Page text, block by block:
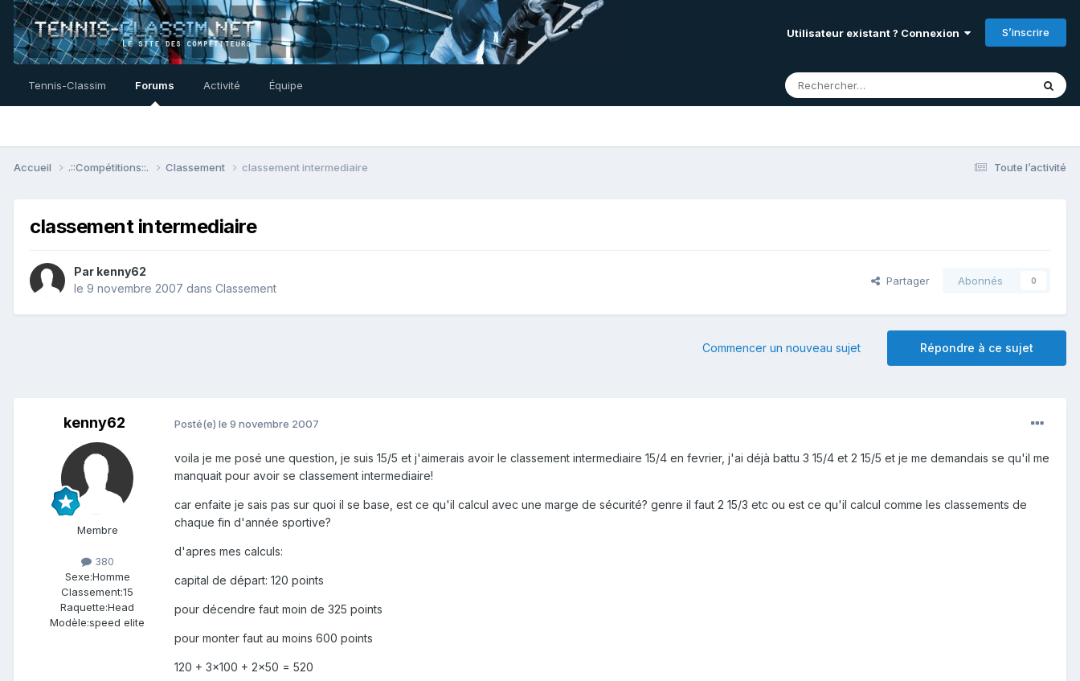
Utilisateur existant ? Connexion S’inscrire
Tennis-Classim Forums Activité Équipe
Toute l’activité
Accueil .::Compétitions::. Classement classement intermediaire
classement intermediaire
Par kenny62
le 9 novembre 2007 dans Classement
Partager Abonnés 0
Répondre à ce sujet
Commencer un nouveau sujet
kenny62
Membre
380
Sexe:Homme
Classement:15
Raquette:Head
Modèle:speed elite
Posté(e) le 9 novembre 2007
voila je me posé une question, je suis 15/5 et j'aimerais avoir le classement intermediaire 15/4 en fevrier, j'ai déjà battu 3 15/4 et 2 15/5 et je me demandais se qu'il me
manquait pour avoir se classement intermediaire!
car enfaite je sais pas sur quoi il se base, est ce qu'il calcul avec une marge de sécurité? genre il faut 2 15/3 etc ou est ce qu'il calcul comme les classements de
chaque fin d'année sportive?
d'apres mes calculs:
capital de départ: 120 points
pour décendre faut moin de 325 points
pour monter faut au moins 600 points
120 + 3x100 + 2x50 = 520